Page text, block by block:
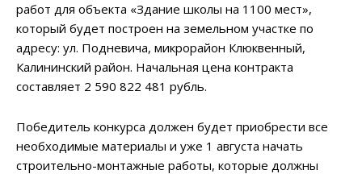
работ для объекта «Здание школы на 1100 мест»,
который будет построен на земельном участке по
адресу: ул. Подневича, микрорайон Клюквенный,
Калининский район. Начальная цена контракта
составляет 2 590 822 481 рубль.
Победитель конкурса должен будет приобрести все
необходимые материалы и уже 1 августа начать
строительно-монтажные работы, которые должны